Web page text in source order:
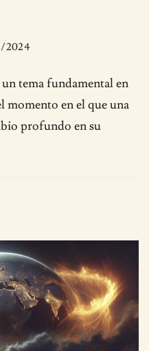
2024
tema fundamental en
momento en el que una
profundo en su